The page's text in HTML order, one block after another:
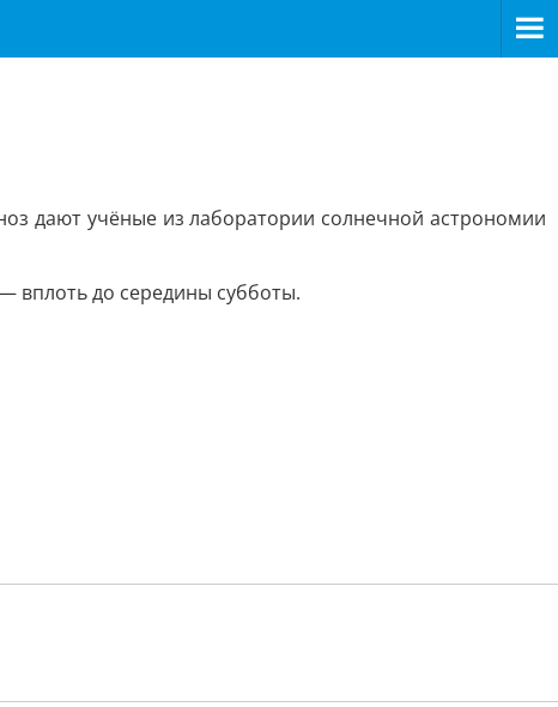
дают учёные из лаборатории солнечной астрономии
вплоть до середины субботы.